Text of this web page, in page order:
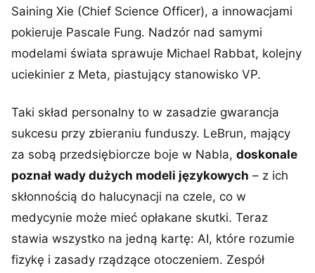
Saining Xie (Chief Science Officer), a innowacjami
pokieruje Pascale Fung. Nadzór nad samymi
modelami świata sprawuje Michael Rabbat, kolejny
uciekinier z Meta, piastujący stanowisko VP.
Taki skład personalny to w zasadzie gwarancja
sukcesu przy zbieraniu funduszy. LeBrun, mający
za sobą przedsiębiorcze boje w Nabla, doskonale
poznał wady dużych modeli językowych – z ich
skłonnością do halucynacji na czele, co w
medycynie może mieć opłakane skutki. Teraz
stawia wszystko na jedną kartę: AI, które rozumie
fizykę i zasady rządzące otoczeniem. Zespół